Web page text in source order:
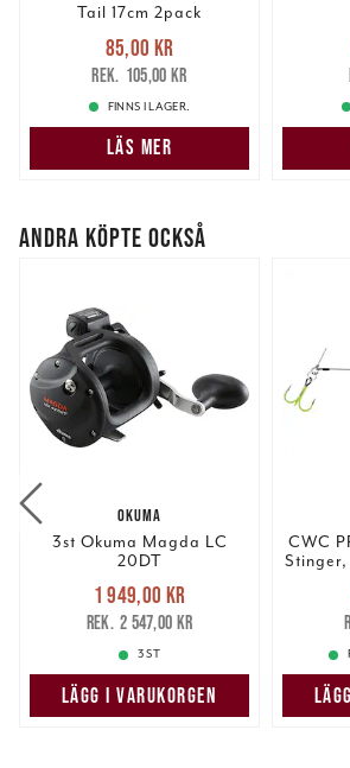
Tail 17cm 2pack
Nuvarande pris
85,00 krTidigare pris
105,00 kr
85,00 kr
105,00 kr
FINNS I LAGER.
LÄS MER
ANDRA KÖPTE OCKSÅ
OKUMA
3st Okuma Magda LC
20DT
Nuvarande pris
1 949,00 krTidigare pris
2 547,00 kr
1 949,00 kr
2 547,00 kr
3 ST
LÄGG I VARUKORGEN
CWC